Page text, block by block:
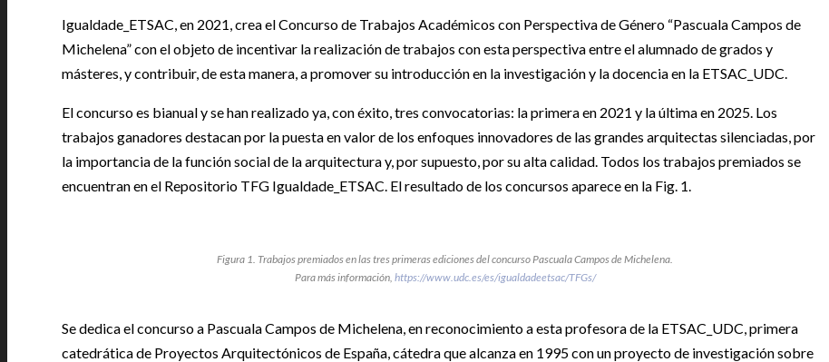
Igualdade_ETSAC, en 2021, crea el Concurso de Trabajos Académicos con Perspectiva de Género “Pascuala Campos de
Michelena” con el objeto de incentivar la realización de trabajos con esta perspectiva entre el alumnado de grados y
másteres, y contribuir, de esta manera, a promover su introducción en la investigación y la docencia en la ETSAC_UDC.
El concurso es bianual y se han realizado ya, con éxito, tres convocatorias: la primera en 2021 y la última en 2025. Los
trabajos ganadores destacan por la puesta en valor de los enfoques innovadores de las grandes arquitectas silenciadas, por
la importancia de la función social de la arquitectura y, por supuesto, por su alta calidad. Todos los trabajos premiados se
encuentran en el Repositorio TFG Igualdade_ETSAC. El resultado de los concursos aparece en la Fig. 1.
Figura 1. Trabajos premiados en las tres primeras ediciones del concurso Pascuala Campos de Michelena.
Para más información, https://www.udc.es/es/igualdadeetsac/TFGs/
Se dedica el concurso a Pascuala Campos de Michelena, en reconocimiento a esta profesora de la ETSAC_UDC, primera
catedrática de Proyectos Arquitectónicos de España, cátedra que alcanza en 1995 con un proyecto de investigación sobre